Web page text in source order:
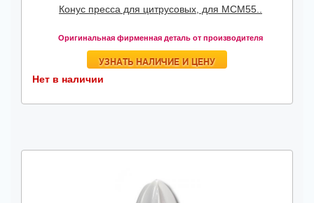
Конус пресса для цитрусовых, для MCM55..
Оригинальная фирменная деталь от производителя
УЗНАТЬ НАЛИЧИЕ И ЦЕНУ
Нет в наличии